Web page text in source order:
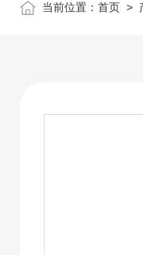
当前位置： 首页 >